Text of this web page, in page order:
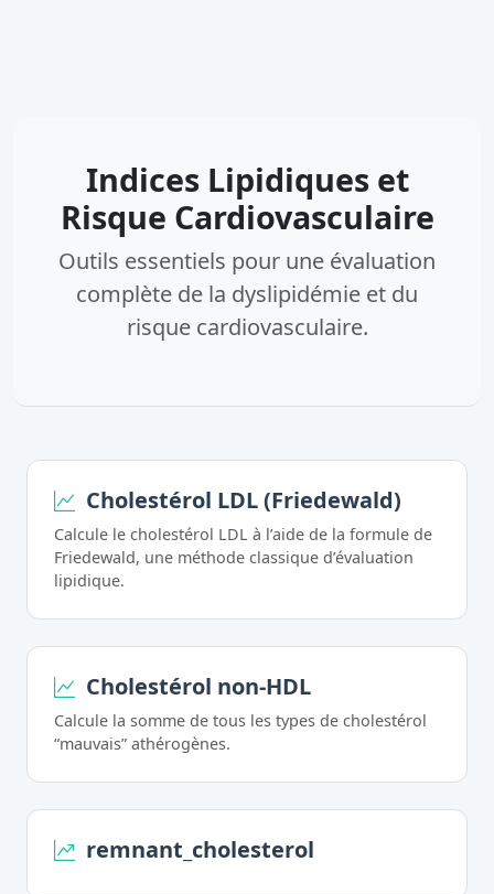
Indices Lipidiques et
Risque Cardiovasculaire
Outils essentiels pour une évaluation
complète de la dyslipidémie et du
risque cardiovasculaire.
Cholestérol LDL (Friedewald)
Calcule le cholestérol LDL à l’aide de la formule de
Friedewald, une méthode classique d’évaluation
lipidique.
Cholestérol non-HDL
Calcule la somme de tous les types de cholestérol
“mauvais” athérogènes.
remnant_cholesterol